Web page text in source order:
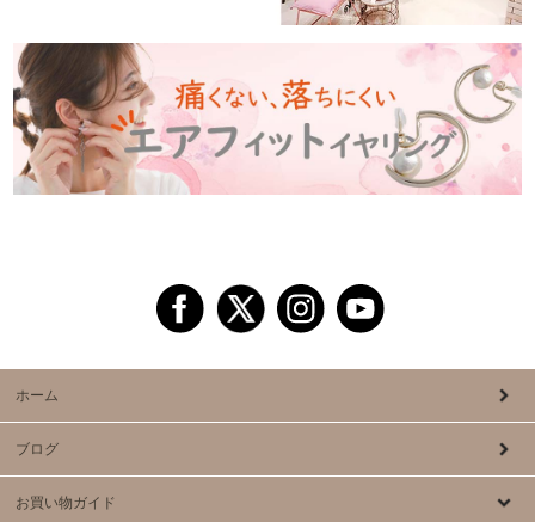
ホーム
ブログ
お買い物ガイド